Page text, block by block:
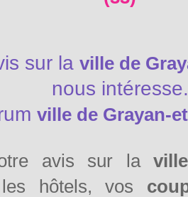
sur la ville de
nous intéresse.
ville de Grayan-
avis sur la
hôtels, vos